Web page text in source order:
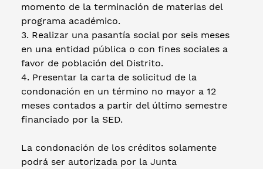
momento de la terminación de materias del
programa académico.
3. Realizar una pasantía social por seis meses
en una entidad pública o con fines sociales a
favor de población del Distrito.
4. Presentar la carta de solicitud de la
condonación en un término no mayor a 12
meses contados a partir del último semestre
financiado por la SED.
La condonación de los créditos solamente
podrá ser autorizada por la Junta